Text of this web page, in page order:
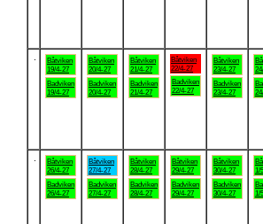
Båtviken
19/4-27
Badviken
19/4-27
Båtviken
20/4-27
Badviken
20/4-27
Båtviken
21/4-27
Badviken
21/4-27
Båtviken
22/4-27
Badviken
22/4-27
Båtviken
23/4-27
Badviken
23/4-27
Båtviken
26/4-27
Badviken
26/4-27
Båtviken
27/4-27
Badviken
27/4-27
Båtviken
28/4-27
Badviken
28/4-27
Båtviken
29/4-27
Badviken
29/4-27
Båtviken
30/4-27
Badviken
30/4-27
1/
1/